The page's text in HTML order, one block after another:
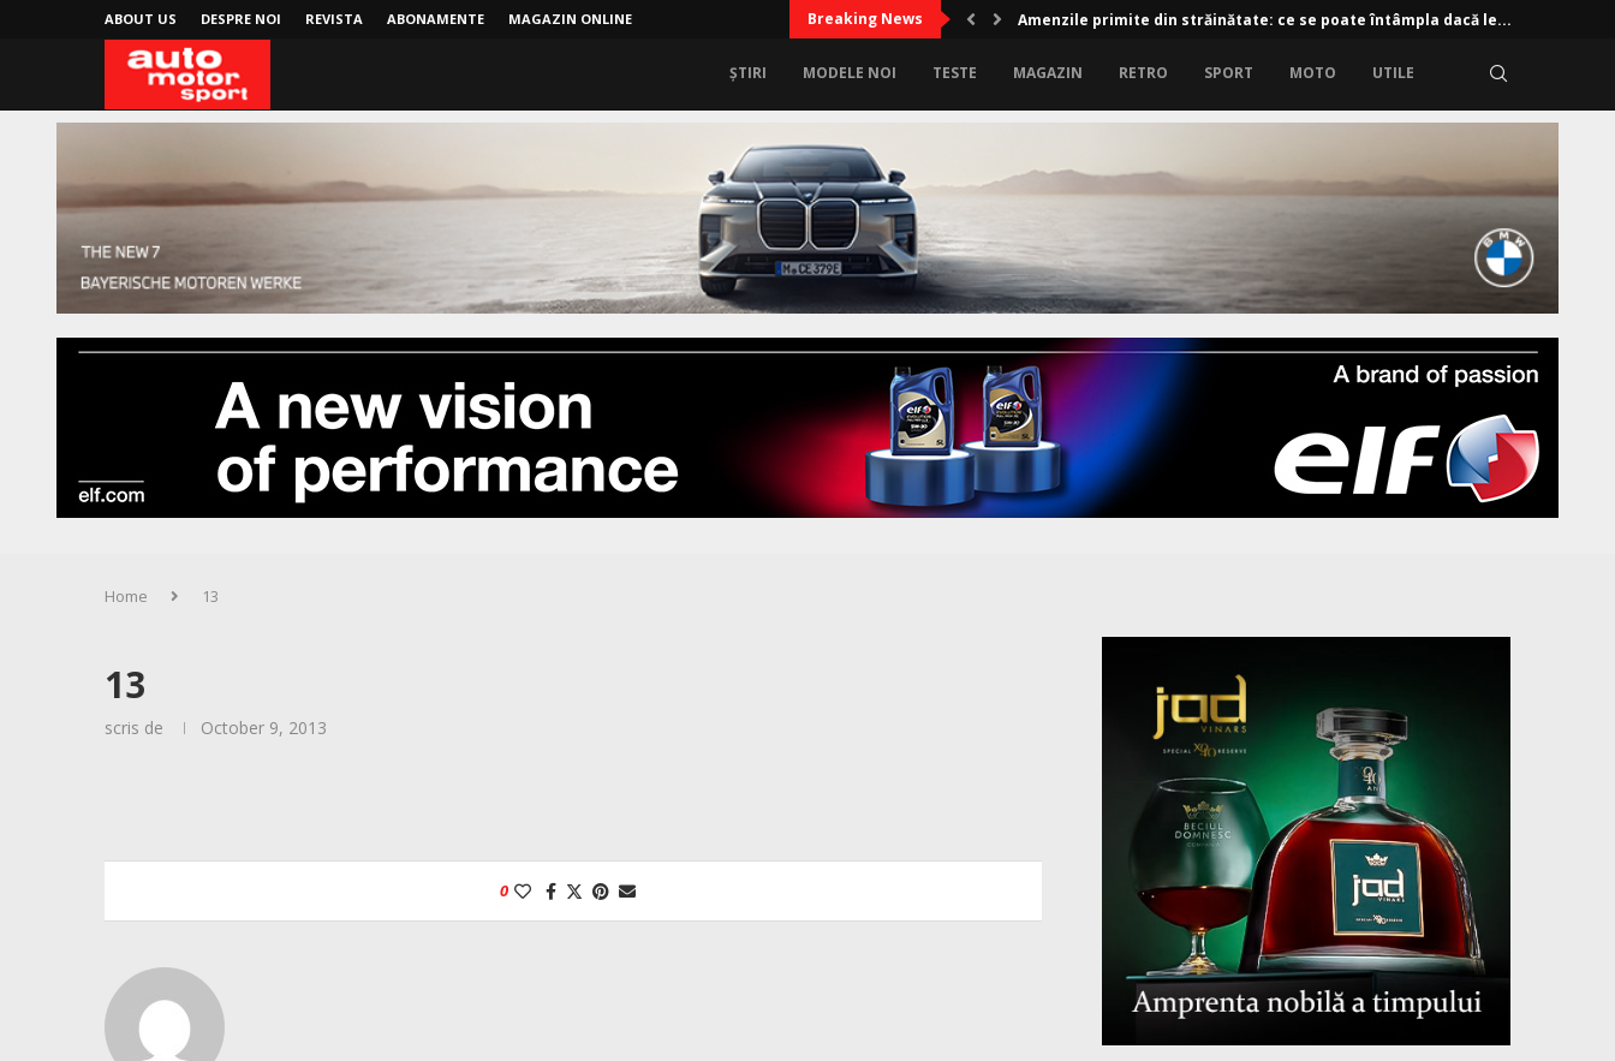
ABOUT US DESPRE NOI REVISTA ABONAMENTE MAGAZIN ONLINE Breaking News Amenzile primite din străinătate: ce se poate întâmpla dacă le...
ȘTIRI MODELE NOI TESTE MAGAZIN RETRO SPORT MOTO UTILE
Home 13
13
scris de October 9, 2013
0